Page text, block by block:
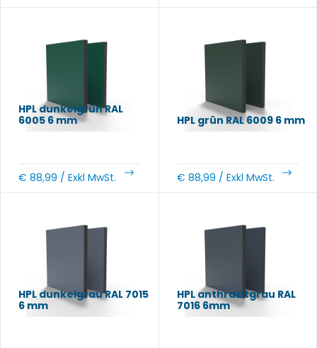
HPL dunkelgrün RAL
6005 6 mm
€ 88,99 / Exkl MwSt.
HPL grün RAL 6009 6 mm
€ 88,99 / Exkl MwSt.
HPL dunkelgrau RAL 7015
6 mm
HPL anthrazitgrau RAL
7016 6mm